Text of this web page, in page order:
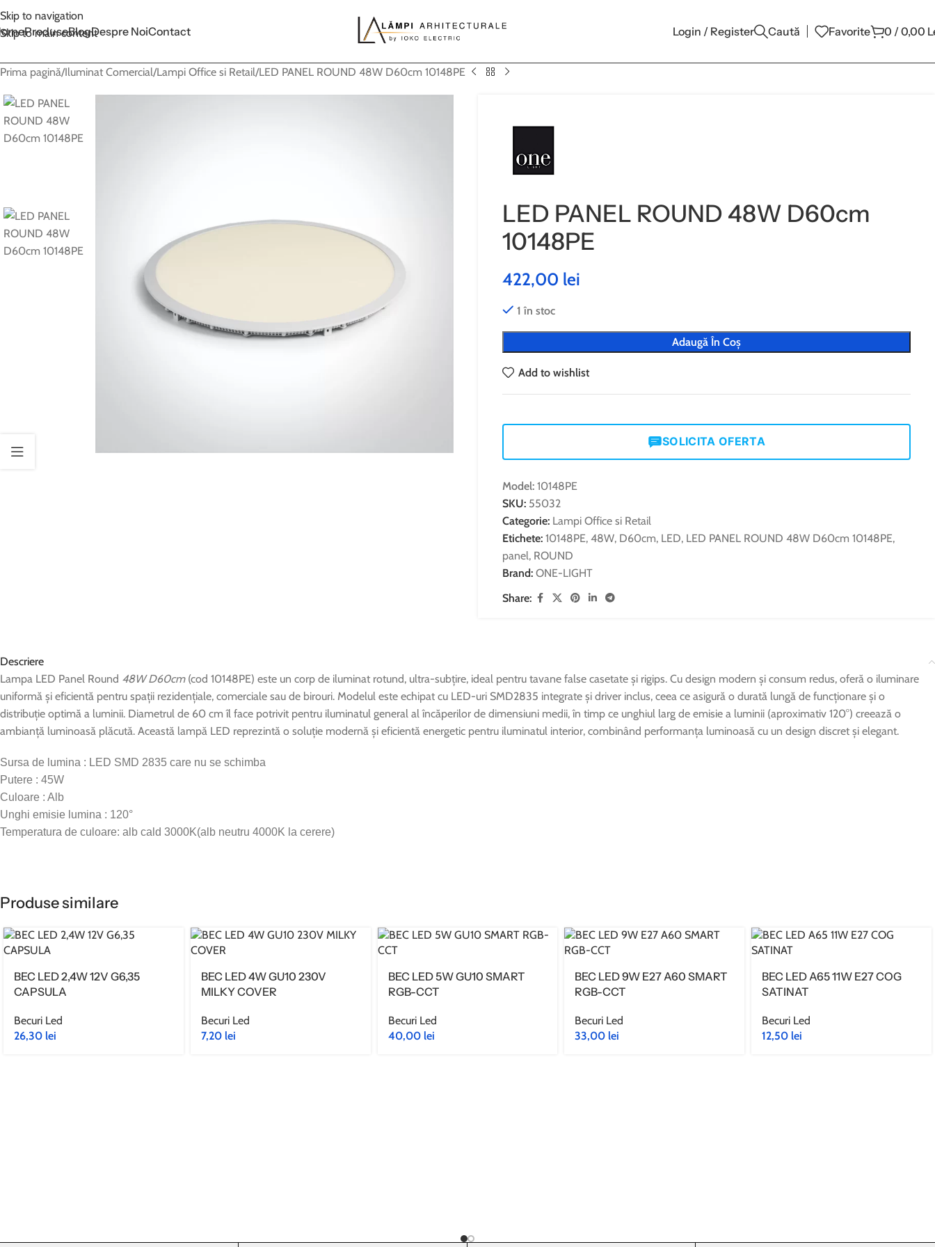
Skip to navigation
Skip to main content
ProduseBlogDespre NoiContact Login / Register Caută Favorite 0 /0,00
Prima pagină Iluminat Comercial Lampi Office si Retail LED PANEL ROUND 48W D60cm 10148PE
LED PANEL ROUND 48W D60cm
10148PE
422,00 lei
1 în stoc
Adaugă În Coș
Add to wishlist
SOLICITA OFERTA
Model: 10148PE
SKU: 55032
Categorie: Lampi Office si Retail
Etichete: 10148PE, 48W, D60cm, LED, LED PANEL ROUND 48W D60cm 10148PE,
panel, ROUND
Brand: ONE-LIGHT
Share:
Descriere
Lampa LED Panel Round 48W D60cm(cod 10148PE) este un corp de iluminat rotund, ultra-subțire, ideal pentru tavane false casetate și rigips. Cu design modern și consum redus, oferă o iluminare
uniformă și eficientă pentru spații rezidențiale, comerciale sau de birouri. Modelul este echipat cu LED-uri SMD2835 integrate și driver inclus, ceea ce asigură o durată lungă de funcționare și o
distribuție optimă a luminii. Diametrul de 60 cm îl face potrivit pentru iluminatul general al încăperilor de dimensiuni medii, în timp ce unghiul larg de emisie a luminii (aproximativ 120°) creează o
ambianță luminoasă plăcută. Această lampă LED reprezintă o soluție modernă și eficientă energetic pentru iluminatul interior, combinând performanța luminoasă cu un design discret și elegant.
Sursa de lumina : LED SMD 2835 care nu se schimba
Putere : 45W
Culoare : Alb
Unghi emisie lumina : 120°
Temperatura de culoare: alb cald 3000K(alb neutru 4000K la cerere)
Driver 1200mA nu este inclus, se achizitioneaza separat.
Durata de functionare : >30000h
IP20
Ra 80
Alimentare driver
IP20
Garantie persoane fizice 24 luni
Produse similare
BEC LED 2,4W 12V G6,35
CAPSULA
Becuri Led
26,30 lei
BEC LED 4W GU10 230V
MILKY COVER
Becuri Led
7,20 lei
BEC LED 5W GU10 SMART
RGB-CCT
Becuri Led
40,00 lei
BEC LED 9W E27 A60 SMART
RGB-CCT
Becuri Led
33,00 lei
BEC LED A65 11W E27 COG
SATINAT
Becuri Led
12,50 lei